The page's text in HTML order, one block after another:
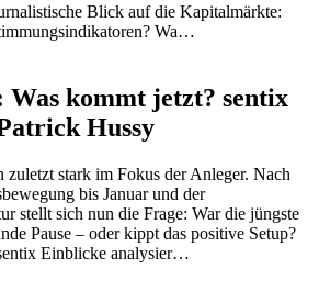
Blick auf die Kapitalmärkte:
Wa…
kommt jetzt? sentix
Hussy
zuletzt stark im Fokus der Anleger. Nach
bis Januar und der
stellt sich nun die Frage: War die jüngste
Pause – oder kippt das positive Setup?
Einblicke analysier…